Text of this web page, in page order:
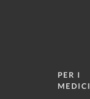
PER I
MEDICI